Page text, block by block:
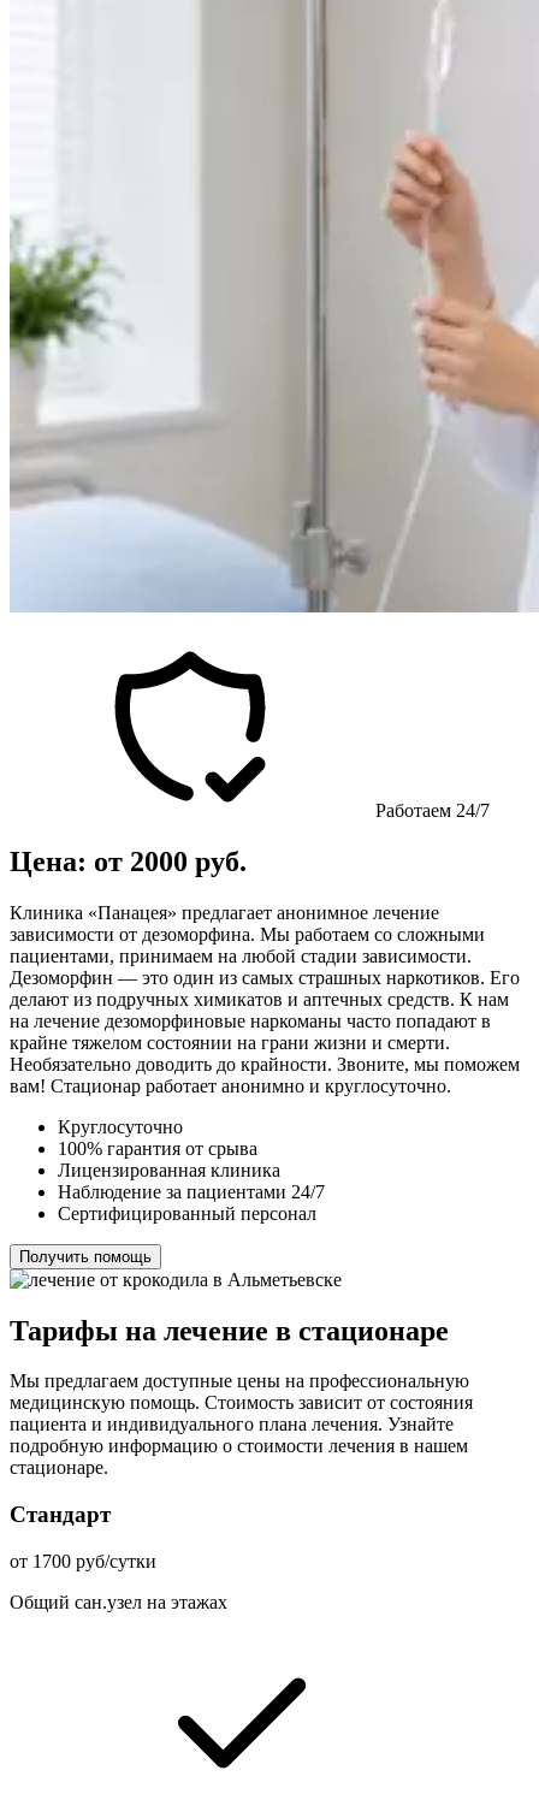
Работаем 24/7
Цена: от 2000 руб.
Клиника «Панацея» предлагает анонимное лечение
зависимости от дезоморфина. Мы работаем со сложными
пациентами, принимаем на любой стадии зависимости.
Дезоморфин — это один из самых страшных наркотиков. Его
делают из подручных химикатов и аптечных средств. К нам
на лечение дезоморфиновые наркоманы часто попадают в
крайне тяжелом состоянии на грани жизни и смерти.
Необязательно доводить до крайности. Звоните, мы поможем
вам! Стационар работает анонимно и круглосуточно.
Круглосуточно
100% гарантия от срыва
Лицензированная клиника
Наблюдение за пациентами 24/7
Сертифицированный персонал
Получить помощь
Тарифы на лечение в стационаре
Мы предлагаем доступные цены на профессиональную
медицинскую помощь. Стоимость зависит от состояния
пациента и индивидуального плана лечения. Узнайте
подробную информацию о стоимости лечения в нашем
стационаре.
Стандарт
от 1700 руб/сутки
Общий сан.узел на этажах